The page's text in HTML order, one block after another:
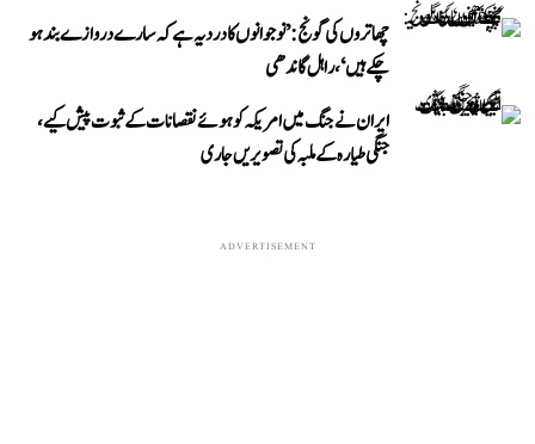
چھاتروں کی گونج: ’نوجوانوں کا درد یہ ہے کہ سارے دروازے بند ہو
چکے ہیں‘، راہل گاندھی
ایران نے جنگ میں امریکہ کو ہوئے نقصانات کے ثبوت پیش کیے،
جنگی طیارہ کے ملبہ کی تصویریں جاری
ADVERTISEMENT